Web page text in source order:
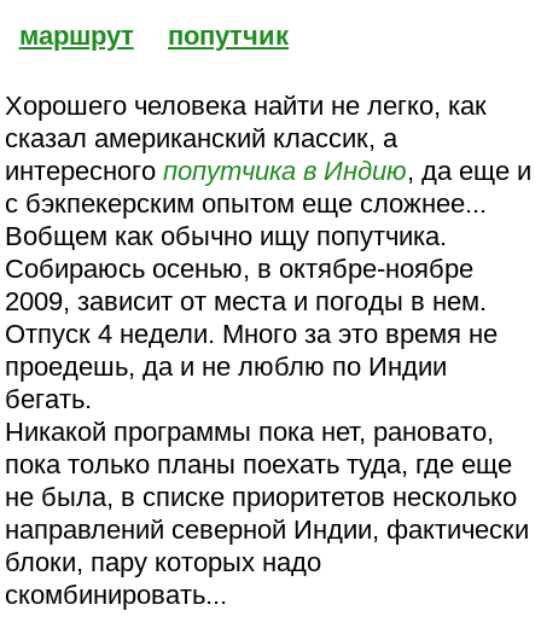
маршрут
попутчик
Хорошего человека найти не легко, как
сказал американский классик, а
интересногопопутчика в Индию, да еще и
с бэкпекерским опытом еще сложнее...
Вобщем как обычно ищу попутчика.
Собираюсь осенью, в октябре-ноябре
2009, зависит от места и погоды в нем.
Отпуск 4 недели. Много за это время не
проедешь, да и не люблю по Индии
бегать.
Никакой программы пока нет, рановато,
пока только планы поехать туда, где еще
не была, в списке приоритетов несколько
направлений северной Индии, фактически
блоки, пару которых надо
скомбинировать...